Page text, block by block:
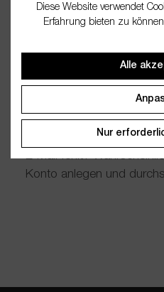
Muss ich ein
Kein Muss: Bestelle als
Ich möchte mein
zurücksetzen, habe
erhalten – was kann
E-Mail fehlt?
Konto anlegen und
Diese Website verwendet
Erfahrung bieten zu
Alle
Nur